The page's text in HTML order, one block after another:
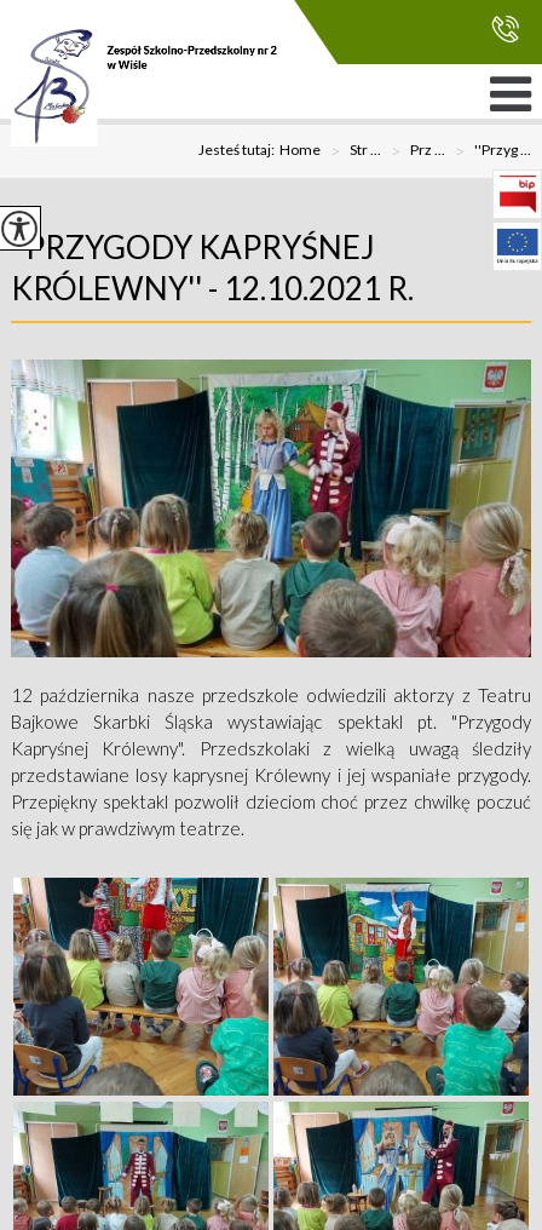
Jesteś tutaj:Home > Str ... > Prz ... > ''Przyg ...
''PRZYGODY KAPRYŚNEJ
KRÓLEWNY'' - 12.10.2021 R.
12 października nasze przedszkole odwiedzili aktorzy z Teatru
Bajkowe Skarbki Śląska wystawiając spektakl pt. "Przygody
Kapryśnej Królewny". Przedszkolaki z wielką uwagą śledziły
przedstawiane losy kaprysnej Królewny i jej wspaniałe przygody.
Przepiękny spektakl pozwolił dzieciom choć przez chwilkę poczuć
się jak w prawdziwym teatrze.